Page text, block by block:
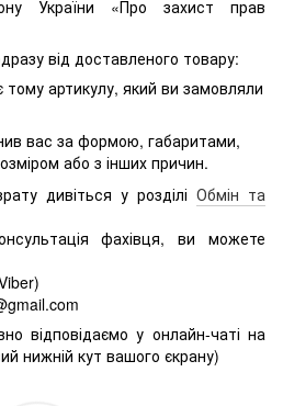
України «Про захист прав
від доставленого товару:
тому артикулу, який ви замовляли
вас за формою, габаритами,
або з інших причин.
дивіться у розділі Обмін та
фахівця, ви можете
відповідаємо у онлайн-чаті на
нижній кут вашого єкрану)